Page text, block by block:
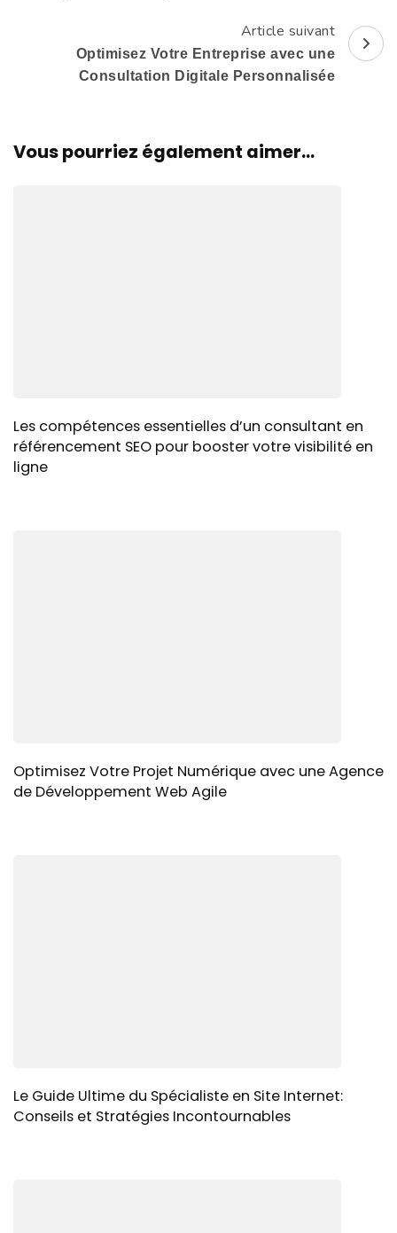
Article suivant
Optimisez Votre Entreprise avec une
Consultation Digitale Personnalisée
Vous pourriez également aimer...
Les compétences essentielles d’un consultant en
référencement SEO pour booster votre visibilité en
ligne
Optimisez Votre Projet Numérique avec une Agence
de Développement Web Agile
Le Guide Ultime du Spécialiste en Site Internet:
Conseils et Stratégies Incontournables